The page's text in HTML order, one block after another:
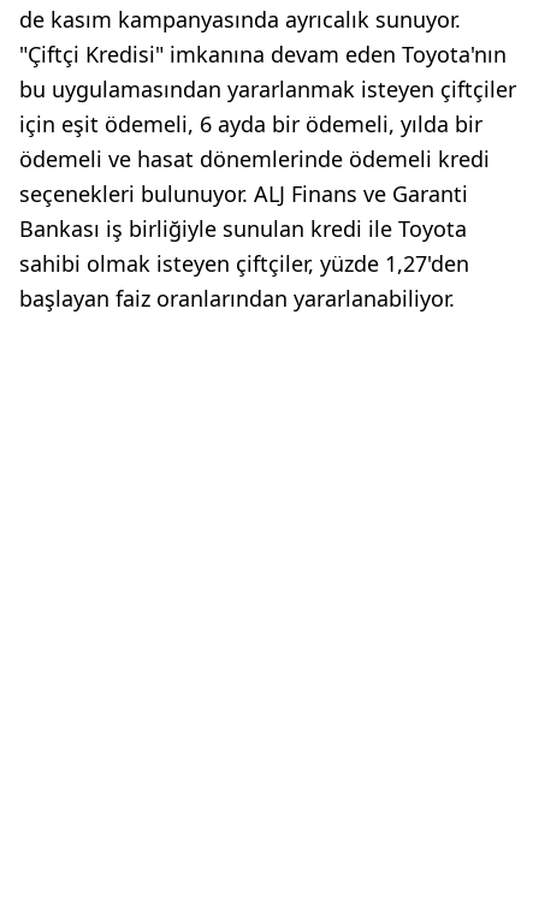
de kasım kampanyasında ayrıcalık sunuyor.
"Çiftçi Kredisi" imkanına devam eden Toyota'nın
bu uygulamasından yararlanmak isteyen çiftçiler
için eşit ödemeli, 6 ayda bir ödemeli, yılda bir
ödemeli ve hasat dönemlerinde ödemeli kredi
seçenekleri bulunuyor. ALJ Finans ve Garanti
Bankası iş birliğiyle sunulan kredi ile Toyota
sahibi olmak isteyen çiftçiler, yüzde 1,27'den
başlayan faiz oranlarından yararlanabiliyor.